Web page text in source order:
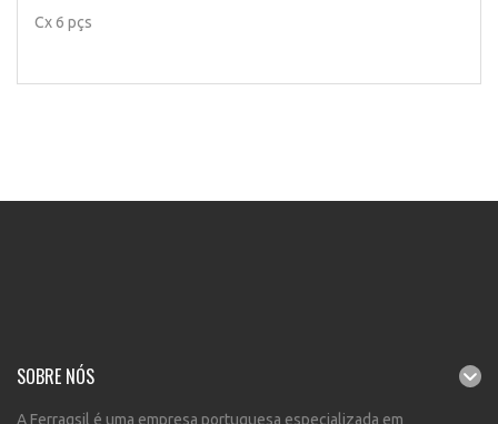
Cx 6 pçs
SOBRE NÓS
A Ferragsil é uma empresa portuguesa especializada em